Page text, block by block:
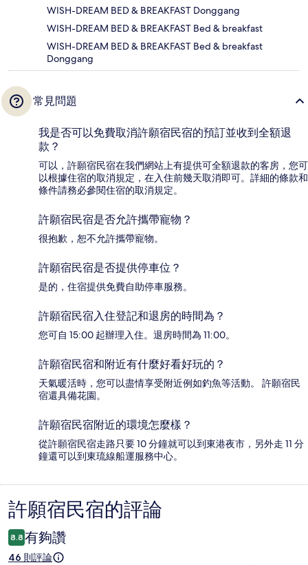
WISH-DREAM BED & BREAKFAST Donggang
WISH-DREAM BED & BREAKFAST Bed & breakfast
WISH-DREAM BED & BREAKFAST Bed & breakfast
Donggang
常見問題
我是否可以免費取消許願宿民宿的預訂並收到全額退
款？
可以，許願宿民宿在我們網站上有提供可全額退款的客房，您可
以根據住宿的取消規定，在入住前幾天取消即可。詳細的條款和
條件請務必參閱住宿的取消規定。
許願宿民宿是否允許攜帶寵物？
很抱歉，恕不允許攜帶寵物。
許願宿民宿是否提供停車位？
是的，住宿提供免費自助停車服務。
許願宿民宿入住登記和退房的時間為？
您可自 15:00 起辦理入住。退房時間為 11:00。
許願宿民宿和附近有什麼好看好玩的？
天氣暖活時，您可以盡情享受附近例如釣魚等活動。 許願宿民
宿還具備花園。
許願宿民宿附近的環境怎麼樣？
從許願宿民宿走路只要 10 分鐘就可以到東港夜市，另外走 11 分
鐘還可以到東琉線船運服務中心。
評
論
許願宿民宿的評論
8.8 有夠讚
46 則評論